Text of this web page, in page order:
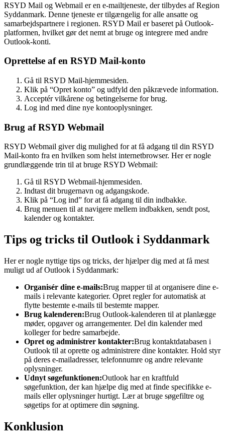
RSYD Mail og Webmail er en e-mailtjeneste, der tilbydes af Region
Syddanmark. Denne tjeneste er tilgængelig for alle ansatte og
samarbejdspartnere i regionen. RSYD Mail er baseret på Outlook-
platformen, hvilket gør det nemt at bruge og integrere med andre
Outlook-konti.
Oprettelse af en RSYD Mail-konto
Gå til RSYD Mail-hjemmesiden.
Klik på “Opret konto” og udfyld den påkrævede information.
Acceptér vilkårene og betingelserne for brug.
Log ind med dine nye kontooplysninger.
Brug af RSYD Webmail
RSYD Webmail giver dig mulighed for at få adgang til din RSYD
Mail-konto fra en hvilken som helst internetbrowser. Her er nogle
grundlæggende trin til at bruge RSYD Webmail:
Gå til RSYD Webmail-hjemmesiden.
Indtast dit brugernavn og adgangskode.
Klik på “Log ind” for at få adgang til din indbakke.
Brug menuen til at navigere mellem indbakken, sendt post,
kalender og kontakter.
Tips og tricks til Outlook i Syddanmark
Her er nogle nyttige tips og tricks, der hjælper dig med at få mest
muligt ud af Outlook i Syddanmark:
Organisér dine e-mails:Brug mapper til at organisere dine e-
mails i relevante kategorier. Opret regler for automatisk at
flytte bestemte e-mails til bestemte mapper.
Brug kalenderen:Brug Outlook-kalenderen til at planlægge
møder, opgaver og arrangementer. Del din kalender med
kolleger for bedre samarbejde.
Opret og administrer kontakter:Brug kontaktdatabasen i
Outlook til at oprette og administrere dine kontakter. Hold styr
på deres e-mailadresser, telefonnumre og andre relevante
oplysninger.
Udnyt søgefunktionen:Outlook har en kraftfuld
søgefunktion, der kan hjælpe dig med at finde specifikke e-
mails eller oplysninger hurtigt. Lær at bruge søgefiltre og
søgetips for at optimere din søgning.
Konklusion